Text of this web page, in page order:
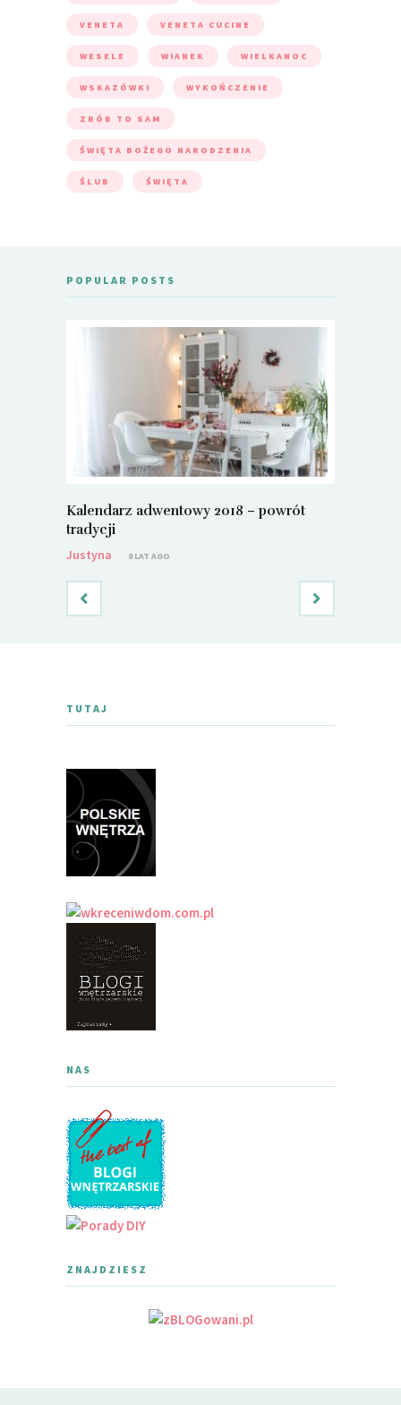
VENETA VENETA CUCINE
WESELE WIANEK WIELKANOC
WSKAZÓWKI WYKOŃCZENIE
ZRÓB TO SAM
ŚWIĘTA BOŻEGO NARODZENIA
ŚLUB ŚWIĘTA
POPULAR POSTS
Kalendarz adwentowy 2018 – powrót
tradycji
Justyna
8 LAT AGO
TUTAJ
NAS
ZNAJDZIESZ